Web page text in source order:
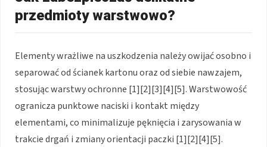
przedmioty warstwowo?
Elementy wrażliwe na uszkodzenia należy owijać osobno i
separować od ścianek kartonu oraz od siebie nawzajem,
stosując warstwy ochronne [1][2][3][4][5]. Warstwowość
ogranicza punktowe naciski i kontakt między
elementami, co minimalizuje pęknięcia i zarysowania w
trakcie drgań i zmiany orientacji paczki [1][2][4][5].